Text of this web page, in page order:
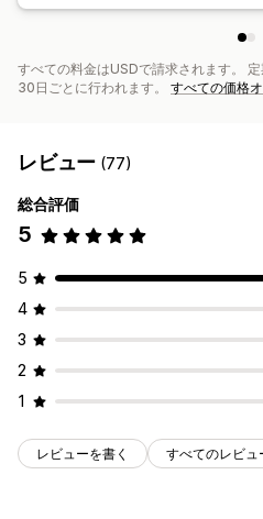
すべての料金はUSDで請求されます。
30日ごとに行われます。 すべての価格
レビュー (77)
総合評価
5
5
4
3
2
1
レビューを書く すべてのレビュ